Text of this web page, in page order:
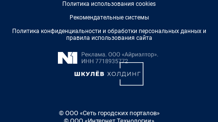
Политика использования cookies
Рекомендательные системы
Политика конфиденциальности и обработки персональных данных и
правила использования сайта
© ООО «Сеть городских порталов»